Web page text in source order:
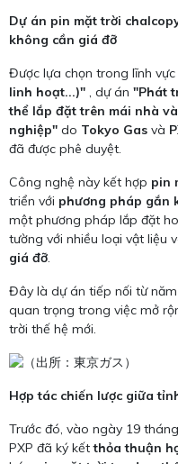
Dự án pin mặt trời
không cần giá đỡ
Được lựa chọn trong lĩnh vực
linh hoạt...)" , dự án "Phát
thể lắp đặt trên mái nhà
nghiệp" do Tokyo Gas và
đã được phê duyệt.
Công nghệ này kết hợp pin
triển với phương pháp gắn
một phương pháp lắp đặt
tường với nhiều loại vật liệu
giá đỡ.
Đây là dự án tiếp nối từ
quan trọng trong việc mở
trời thế hệ mới.
Hợp tác chiến lược giữa
Trước đó, vào ngày 19
PXP đã ký kếtthỏa thuận